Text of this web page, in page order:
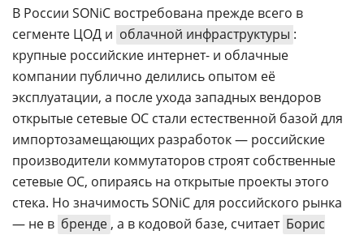
В России SONiC востребована прежде всего в
сегменте ЦОД и облачной инфраструктуры :
крупные российские интернет- и облачные
компании публично делились опытом её
эксплуатации, а после ухода западных вендоров
открытые сетевые ОС стали естественной базой для
импортозамещающих разработок — российские
производители коммутаторов строят собственные
сетевые ОС, опираясь на открытые проекты этого
стека. Но значимость SONiC для российского рынка
— не в бренде, а в кодовой базе, считает Борис